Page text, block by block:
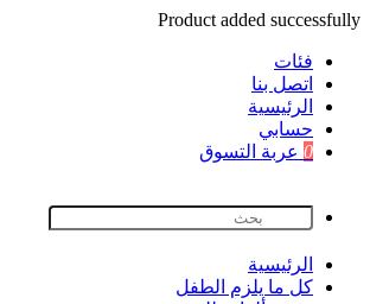
Product added successfully
فئات
اتصل بنا
اﻟﺮﺋﻴﺴﻴﺔ
حسابي
0 عربة التسوق
اﻟﺮﺋﻴﺴﻴﺔ
كل ما يلزم الطفل